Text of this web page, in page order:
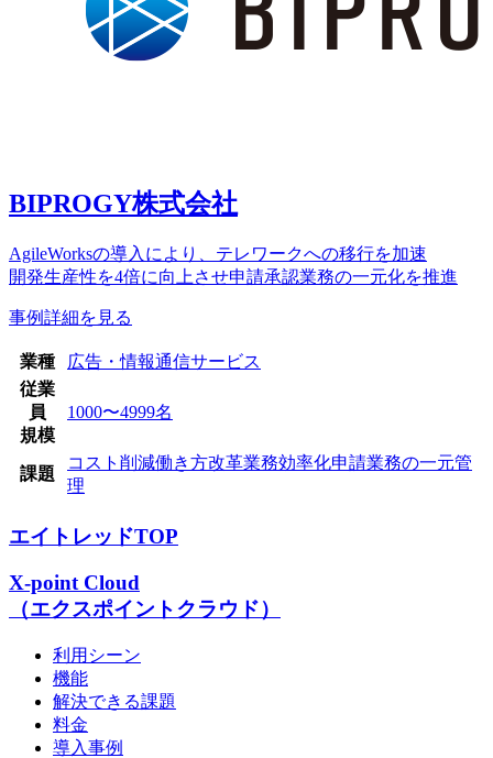
BIPROGY株式会社
AgileWorksの導入により、テレワークへの移行を加速
開発生産性を4倍に向上させ申請承認業務の一元化を推進
事例詳細を見る
業種
広告・情報通信サービス
従業
員
規模
1000〜4999名
課題
コスト削減働き方改革業務効率化申請業務の一元管
理
エイトレッドTOP
X-point Cloud
（エクスポイントクラウド）
利用シーン
機能
解決できる課題
料金
導入事例